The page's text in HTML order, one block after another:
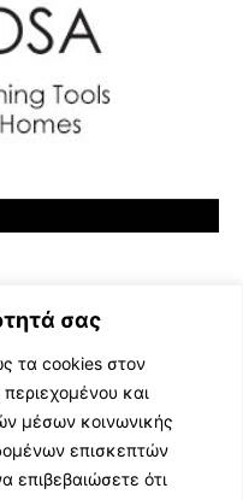
σας
τα cookies στον
και
μέσων κοινωνικής
επισκεπτών
επιβεβαιώσετε ότι